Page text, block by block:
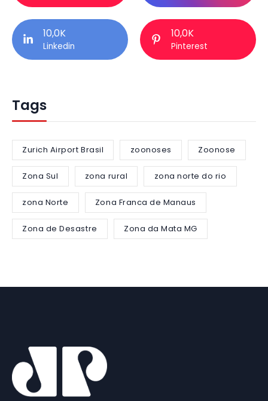
10,0K
Linkedin
10,0K
Pinterest
Tags
Zurich Airport Brasil zoonoses Zoonose
Zona Sul zona rural zona norte do rio
zona Norte Zona Franca de Manaus
Zona de Desastre Zona da Mata MG